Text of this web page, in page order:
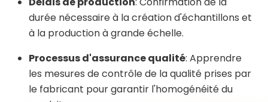
durée nécessaire à la création d'échantillons et
à la production à grande échelle.
Processus d'assurance qualité: Apprendre
les mesures de contrôle de la qualité prises par
le fabricant pour garantir l'homogénéité du